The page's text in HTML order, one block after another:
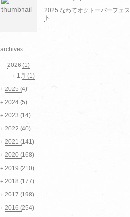
2025 なわてオクトーバーフェス
ト
archives
— 2026 (1)
+ 1月 (1)
+ 2025 (4)
+ 2024 (5)
+ 2023 (14)
+ 2022 (40)
+ 2021 (141)
+ 2020 (168)
+ 2019 (210)
+ 2018 (177)
+ 2017 (198)
+ 2016 (254)